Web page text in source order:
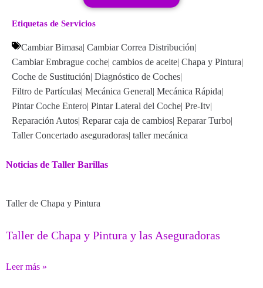
Etiquetas de Servicios
Cambiar Bimasa| Cambiar Correa Distribución|
Cambiar Embrague coche| cambios de aceite| Chapa y Pintura|
Coche de Sustitución| Diagnóstico de Coches|
Filtro de Partículas| Mecánica General| Mecánica Rápida|
Pintar Coche Entero| Pintar Lateral del Coche| Pre-Itv|
Reparación Autos| Reparar caja de cambios| Reparar Turbo|
Taller Concertado aseguradoras| taller mecánica
Noticias de Taller Barillas
Taller de Chapa y Pintura
Taller de Chapa y Pintura y las Aseguradoras
Leer más »